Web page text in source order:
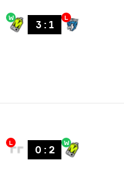
W
3: 1
L
L
0 : 2
W